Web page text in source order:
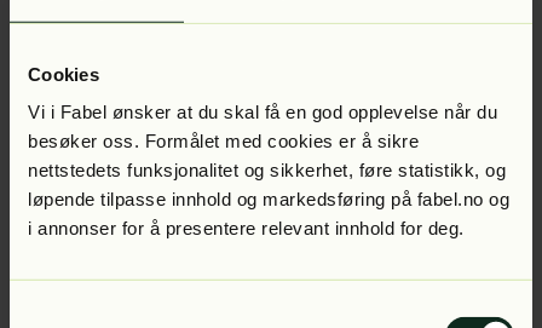
Cookies
Vi i Fabel ønsker at du skal få en god opplevelse når du
besøker oss. Formålet med cookies er å sikre
nettstedets funksjonalitet og sikkerhet, føre statistikk, og
løpende tilpasse innhold og markedsføring på fabel.no og
i annonser for å presentere relevant innhold for deg.